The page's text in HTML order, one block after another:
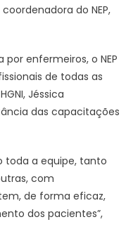
do NEP,
enfermeiros, o NEP
de todas as
Jéssica
das capacitações
toda a equipe, tanto
com
de forma eficaz,
dos pacientes”,